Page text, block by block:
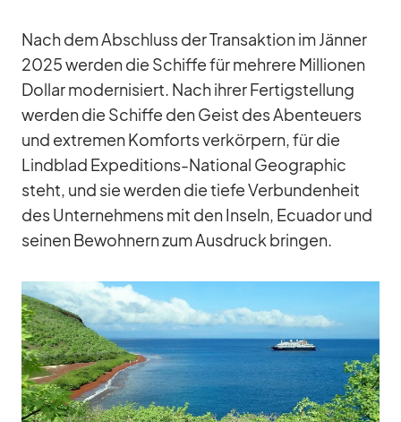
Nach dem Ab­schluss der Trans­ak­tion im Jän­ner
2025 wer­den die Schiffe für meh­rere Mil­lio­nen
Dol­lar mo­der­ni­siert. Nach ih­rer Fer­tig­stel­lung
wer­den die Schiffe den Geist des Aben­teu­ers
und ex­tre­men Kom­forts ver­kör­pern, für die
Lind­blad Ex­pe­di­ti­ons-Na­tio­nal Geo­gra­phic
steht, und sie wer­den die tiefe Ver­bun­den­heit
des Un­ter­neh­mens mit den In­seln, Ecua­dor und
sei­nen Be­woh­nern zum Aus­druck brin­gen.